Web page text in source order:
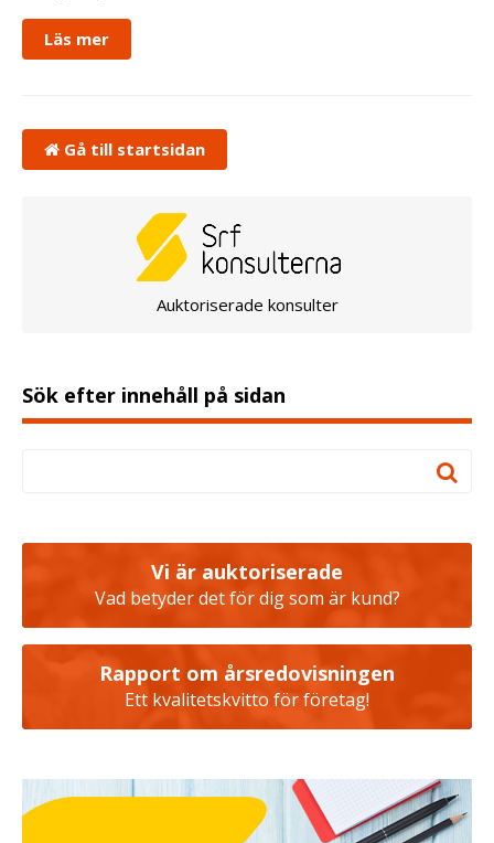
Läs mer
Gå till startsidan
Auktoriserade konsulter
Sök efter innehåll på sidan
Vi är auktoriserade
Vad betyder det för dig som är kund?
Rapport om årsredovisningen
Ett kvalitetskvitto för företag!